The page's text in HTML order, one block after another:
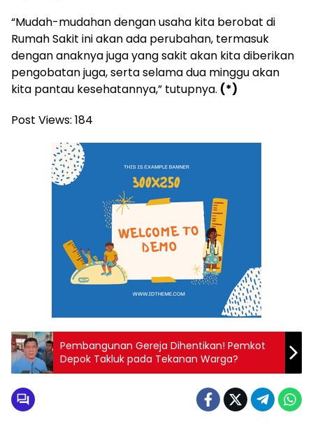
“Mudah-mudahan dengan usaha kita berobat di
Rumah Sakit ini akan ada perubahan, termasuk
dengan anaknya juga yang sakit akan kita diberikan
pengobatan juga, serta selama dua minggu akan
kita pantau kesehatannya,” tutupnya. (*)
Post Views: 184
Pembangunan Gereja Dihentikan! Pemkot
Depok Takluk pada Tekanan Warga?